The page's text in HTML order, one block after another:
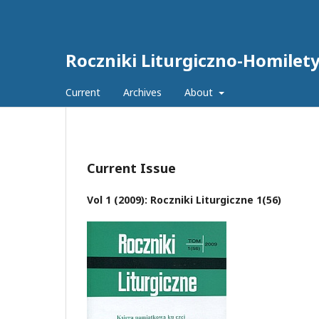
Roczniki Liturgiczno-
Current Archives About
Current Issue
Vol 1 (2009): Roczniki Liturgiczne 1(56)